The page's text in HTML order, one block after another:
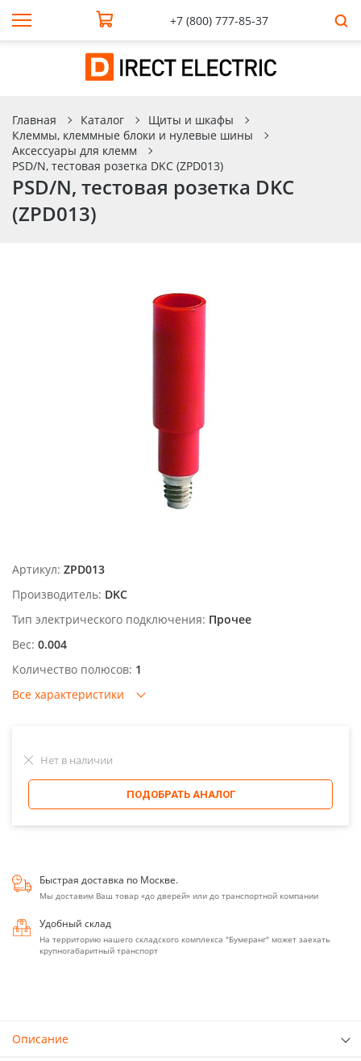
+7 (800) 777-85-37
Главная Каталог
Щиты и шкафы
Клеммы, клеммные блоки и нулевые шины
Аксессуары для клемм
PSD/N, тестовая розетка DKC (ZPD013)
PSD/N, тестовая розетка DKC
(ZPD013)
Артикул: ZPD013
Производитель: DKC
Тип электрического подключения: Прочее
Вес: 0.004
Количество полюсов: 1
Все характеристики
Нет в наличии
ПОДОБРАТЬ АНАЛОГ
Быстрая доставка по Москве.
Мы доставим Ваш товар «до дверей» или до транспортной компании
Удобный склад
На территорию нашего складского комплекса "Бумеранг" может заехать
крупногабаритный транспорт
Описание